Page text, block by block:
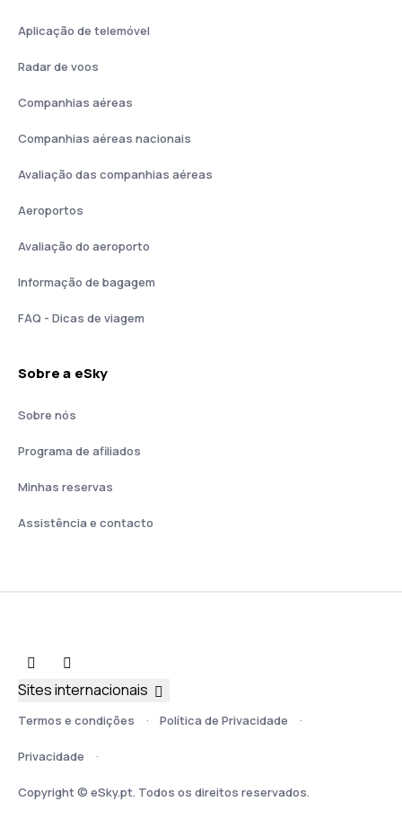
Aplicação de telemóvel
Radar de voos
Companhias aéreas
Companhias aéreas nacionais
Avaliação das companhias aéreas
Aeroportos
Avaliação do aeroporto
Informação de bagagem
FAQ - Dicas de viagem
Sobre a eSky
Sobre nós
Programa de afiliados
Minhas reservas
Assistência e contacto
Termos e condições Política de Privacidade
Privacidade
Copyright © eSky.pt. Todos os direitos reservados.
Sites internacionais